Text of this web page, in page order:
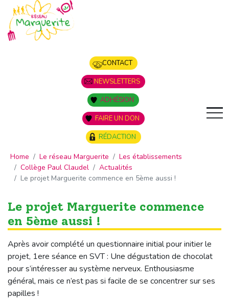
Panneau de gestion des cookies
CONTACT
NEWSLETTERS
ADHÉSION
FAIRE UN DON
RÉDACTION
Home Le réseau Marguerite
Les établissements
Collège Paul Claudel
Actualités
Le projet Marguerite commence en 5ème aussi !
Le projet Marguerite commence
en 5ème aussi !
Après avoir complété un questionnaire initial pour initier le
projet, 1ere séance en SVT : Une dégustation de chocolat
pour s’intéresser au système nerveux. Enthousiasme
général, mais ce n’est pas si facile de se concentrer sur ses
papilles !